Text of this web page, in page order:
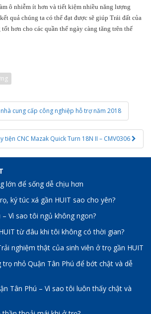
ô nhiễm ít hơn và tiết kiệm nhiều năng lượng
quả chúng ta có thể đạt được sẽ giúp Trái đất của
hơn cho các quần thể ngày càng tăng trên thế
cung cấp công nghiệp hỗ trợ năm 2018
tiện CNC Mazak Quick Turn 18N II – CMV0306
lớn để sống dễ chịu hơn
ký túc xá gần HUIT sao cho yên?
Vì sao tôi ngủ không ngon?
từ đâu khi tôi không có thời gian?
nghiệm thật của sinh viên ở trọ gần HUIT
trọ nhỏ Quận Tân Phú để bớt chật và dễ
Tân Phú – Vì sao tôi luôn thấy chật và